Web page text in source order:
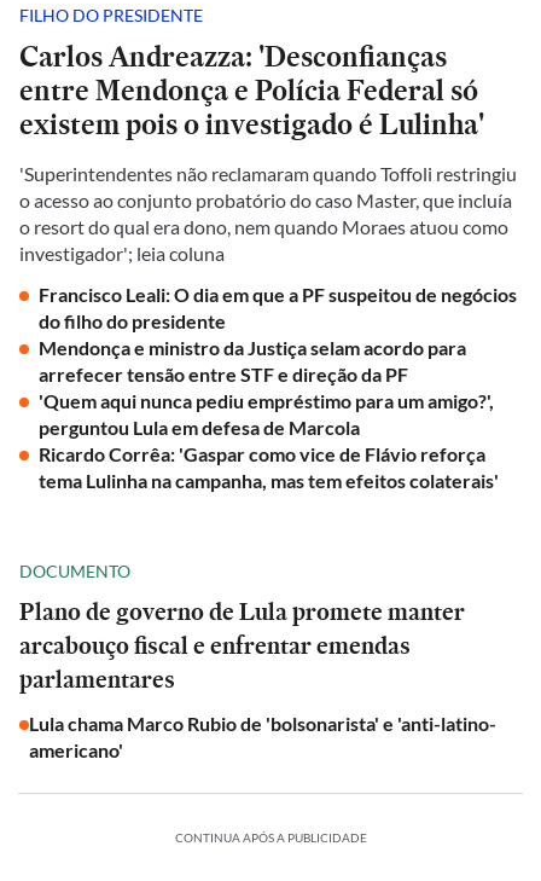
FILHO DO PRESIDENTE
Carlos Andreazza: 'Desconfianças
entre Mendonça e Polícia Federal só
existem pois o investigado é Lulinha'
'Superintendentes não reclamaram quando Toffoli restringiu
o acesso ao conjunto probatório do caso Master, que incluía
o resort do qual era dono, nem quando Moraes atuou como
investigador'; leia coluna
Francisco Leali: O dia em que a PF suspeitou de negócios
do filho do presidente
Mendonça e ministro da Justiça selam acordo para
arrefecer tensão entre STF e direção da PF
'Quem aqui nunca pediu empréstimo para um amigo?',
perguntou Lula em defesa de Marcola
Ricardo Corrêa: 'Gaspar como vice de Flávio reforça
tema Lulinha na campanha, mas tem efeitos colaterais'
DOCUMENTO
Plano de governo de Lula promete manter
arcabouço fiscal e enfrentar emendas
parlamentares
Lula chama Marco Rubio de 'bolsonarista' e 'anti-latino-
americano'
CONTINUA APÓS A PUBLICIDADE